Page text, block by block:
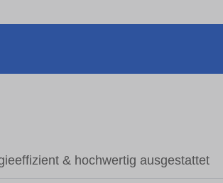
& hochwertig ausgestattet